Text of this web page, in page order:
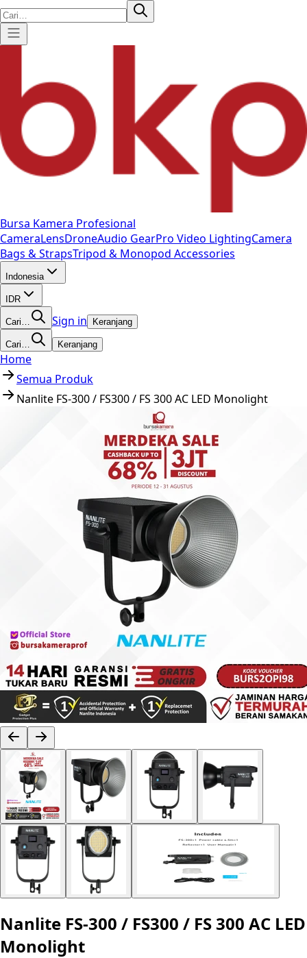
Bursa Kamera Profesional
CameraLensDroneAudio GearPro Video LightingCamera
Bags & StrapsTripod & Monopod Accessories
Indonesia
IDR
Cari… Sign in Keranjang
Cari… Keranjang
Home
Semua Produk
Nanlite FS-300 / FS300 / FS 300 AC LED Monolight
Nanlite FS-300 / FS300 / FS 300 AC LED
Monolight